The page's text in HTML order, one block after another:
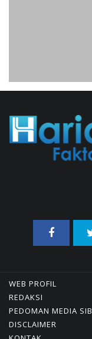
Buku
WEB PROFIL
REDAKSI
PEDOMAN MEDIA
DISCLAIMER